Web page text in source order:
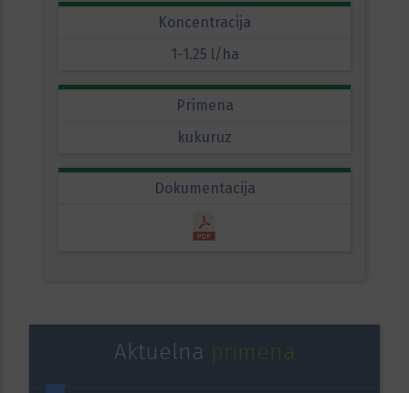
Koncentracija
1-1.25 l/ha
Primena
kukuruz
Dokumentacija
Aktuelna